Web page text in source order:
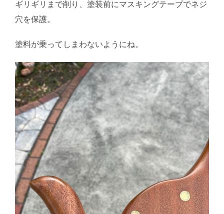
ギリギリまで削り、塗装前にマスキングテープでネジ
穴を保護。
塗料が乗ってしまわないようにね。